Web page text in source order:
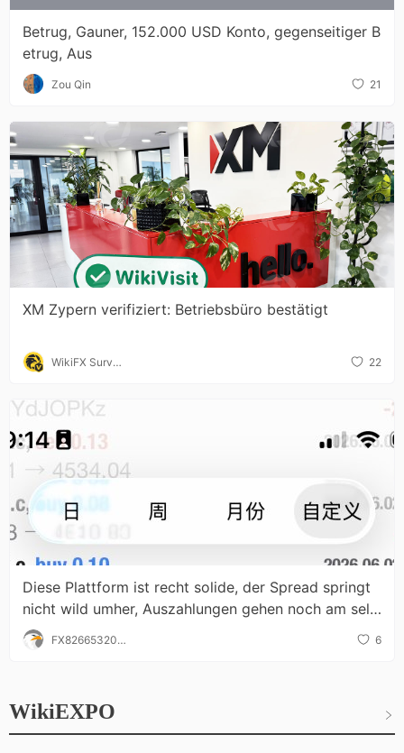
Betrug, Gauner, 152.000 USD Konto, gegenseitiger B
etrug, Aus
Zou Qin 21
XM Zypern verifiziert: Betriebsbüro bestätigt
WikiFX Surve
22
Diese Plattform ist recht solide, der Spread springt
nicht wild umher, Auszahlungen gehen noch am selb
en Tag einFX826653203
6
WikiEXPO